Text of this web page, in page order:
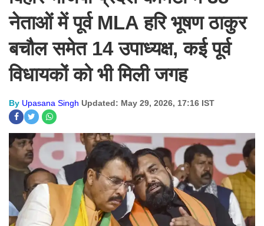
नेताओं में पूर्व MLA हरि भूषण ठाकुर
बचौल समेत 14 उपाध्यक्ष, कई पूर्व
विधायकों को भी मिली जगह
By Upasana Singh Updated: May 29, 2026, 17:16 IST